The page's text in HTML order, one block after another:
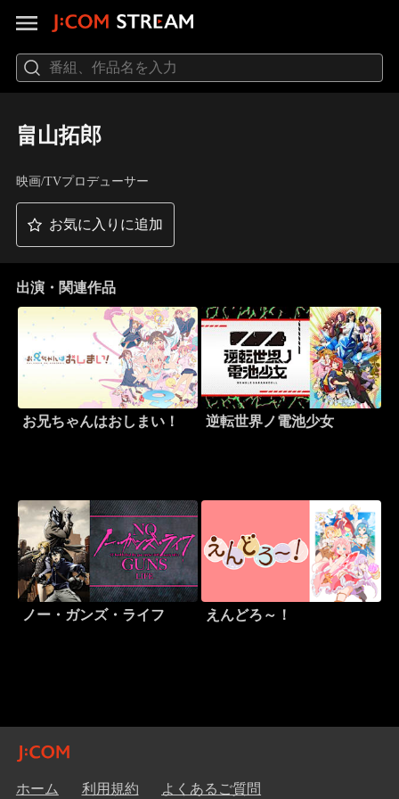
畠山拓郎
映画/TVプロデューサー
お気に入りに追加
出演・関連作品
お兄ちゃんはおしまい！ 逆転世界ノ電池少女
ノー・ガンズ・ライフ えんどろ～！
ホーム 利用規約 よくあるご質問